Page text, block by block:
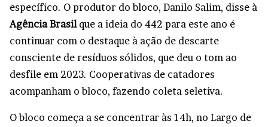
específico. O produtor do bloco, Danilo Salim, disse à
Agência Brasilque a ideia do 442 para este ano é
continuar com o destaque à ação de descarte
consciente de resíduos sólidos, que deu o tom ao
desfile em 2023. Cooperativas de catadores
acompanham o bloco, fazendo coleta seletiva.
O bloco começa a se concentrar às 14h, no Largo de